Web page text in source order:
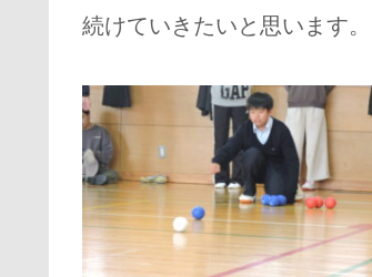
続けていきたいと思います